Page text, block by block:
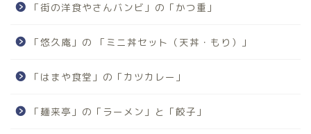
「街の洋食やさんバンビ」の「かつ重」
「悠久庵」の 「ミニ丼セット（天丼・もり）」
「はまや食堂」の「カツカレー」
「麺来亭」の「ラーメン」と「餃子」